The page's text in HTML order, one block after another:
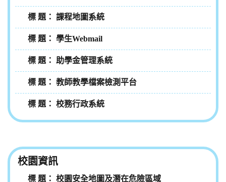
課程地圖系統
學生Webmail
助學金管理系統
教師教學檔案檢測平台
校務行政系統
校園資訊
校園安全地圖及潛在危險區域